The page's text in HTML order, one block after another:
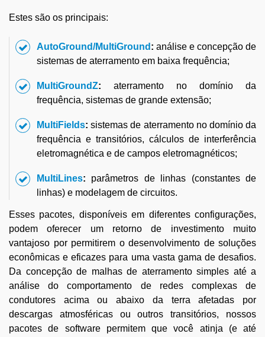
Estes são os principais:
AutoGround/MultiGround : análise e concepção de
sistemas de aterramento em baixa frequência;
MultiGroundZ: aterramento no domínio da
frequência, sistemas de grande extensão;
MultiFields:sistemas de aterramento no domínio da
frequência e transitórios, cálculos de interferência
eletromagnética e de campos eletromagnéticos;
MultiLines: parâmetros de linhas (constantes de
linhas) e modelagem de circuitos.
Esses pacotes, disponíveis em diferentes configurações,
podem oferecer um retorno de investimento muito
vantajoso por permitirem o desenvolvimento de soluções
econômicas e eficazes para uma vasta gama de desafios.
Da concepção de malhas de aterramento simples até a
análise do comportamento de redes complexas de
condutores acima ou abaixo da terra afetadas por
descargas atmosféricas ou outros transitórios, nossos
pacotes de software permitem que você atinja (e até